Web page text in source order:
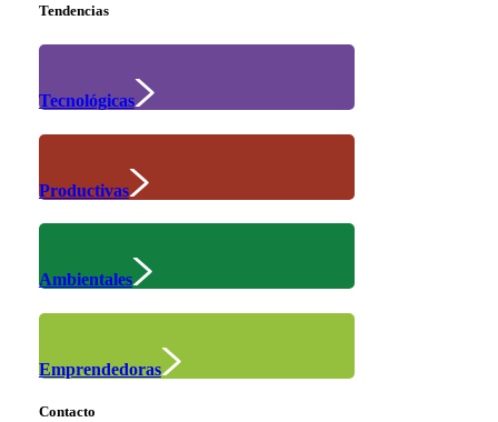
Tendencias
Tecnológicas
Productivas
Ambientales
Emprendedoras
Contacto